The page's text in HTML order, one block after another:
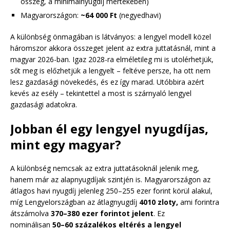
Magyarországon: ~64 000 Ft (negyedhavi)
A különbség önmagában is látványos: a lengyel modell közel
háromszor akkora összeget jelent az extra juttatásnál, mint a
magyar 2026-ban. Igaz 2028-ra elméletileg mi is utolérhetjük,
sőt meg is előzhetjük a lengyelt – feltéve persze, ha ott nem
lesz gazdasági növekedés, és ez így marad. Utóbbira azért
kevés az esély – tekintettel a most is szárnyaló lengyel
gazdasági adatokra.
Jobban él egy lengyel nyugdíjas,
mint egy magyar?
A különbség nemcsak az extra juttatásoknál jelenik meg,
hanem már az alapnyugdíjak szintjén is. Magyarországon az
átlagos havi nyugdíj jelenleg 250–255 ezer forint körül alakul,
míg Lengyelországban az átlagnyugdíj 4010 zloty, ami forintra
átszámolva 370–380 ezer forintot jelent. Ez
nominálisan 50–60 százalékos eltérés a lengyel